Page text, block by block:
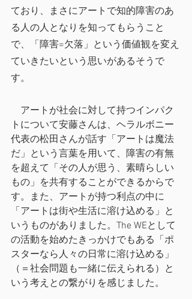
ており、まさにアートで知的障害のあ
る人の人となりを知ってもらうこと
で、「障害=欠落」という価値観を変え
ていきたいという思いがあるそうで
す。
アートが社会に対して持つインパク
トについて安藤さんは、ヘラルボニー
代表の松田さんが話す「アートは魔法
だ」という言葉を用いて、障害の有無
を超えて「その人が思う、素晴らしい
もの」を共有することができるからで
す。また、アートが持つ利点の中に
「アートは街や生活に溶け込める」と
いうものがありました。The WEとして
の活動を始めたきっかけでもある「ポ
スターなら人々の日常に溶け込める」
（＝社会問題も一緒に伝えられる）と
いう考えとの繋がりを感じました。